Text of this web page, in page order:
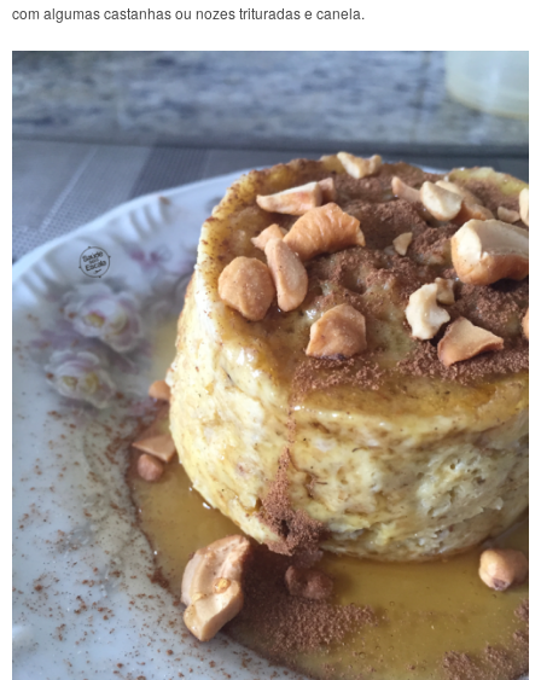
com algumas castanhas ou nozes trituradas e canela.